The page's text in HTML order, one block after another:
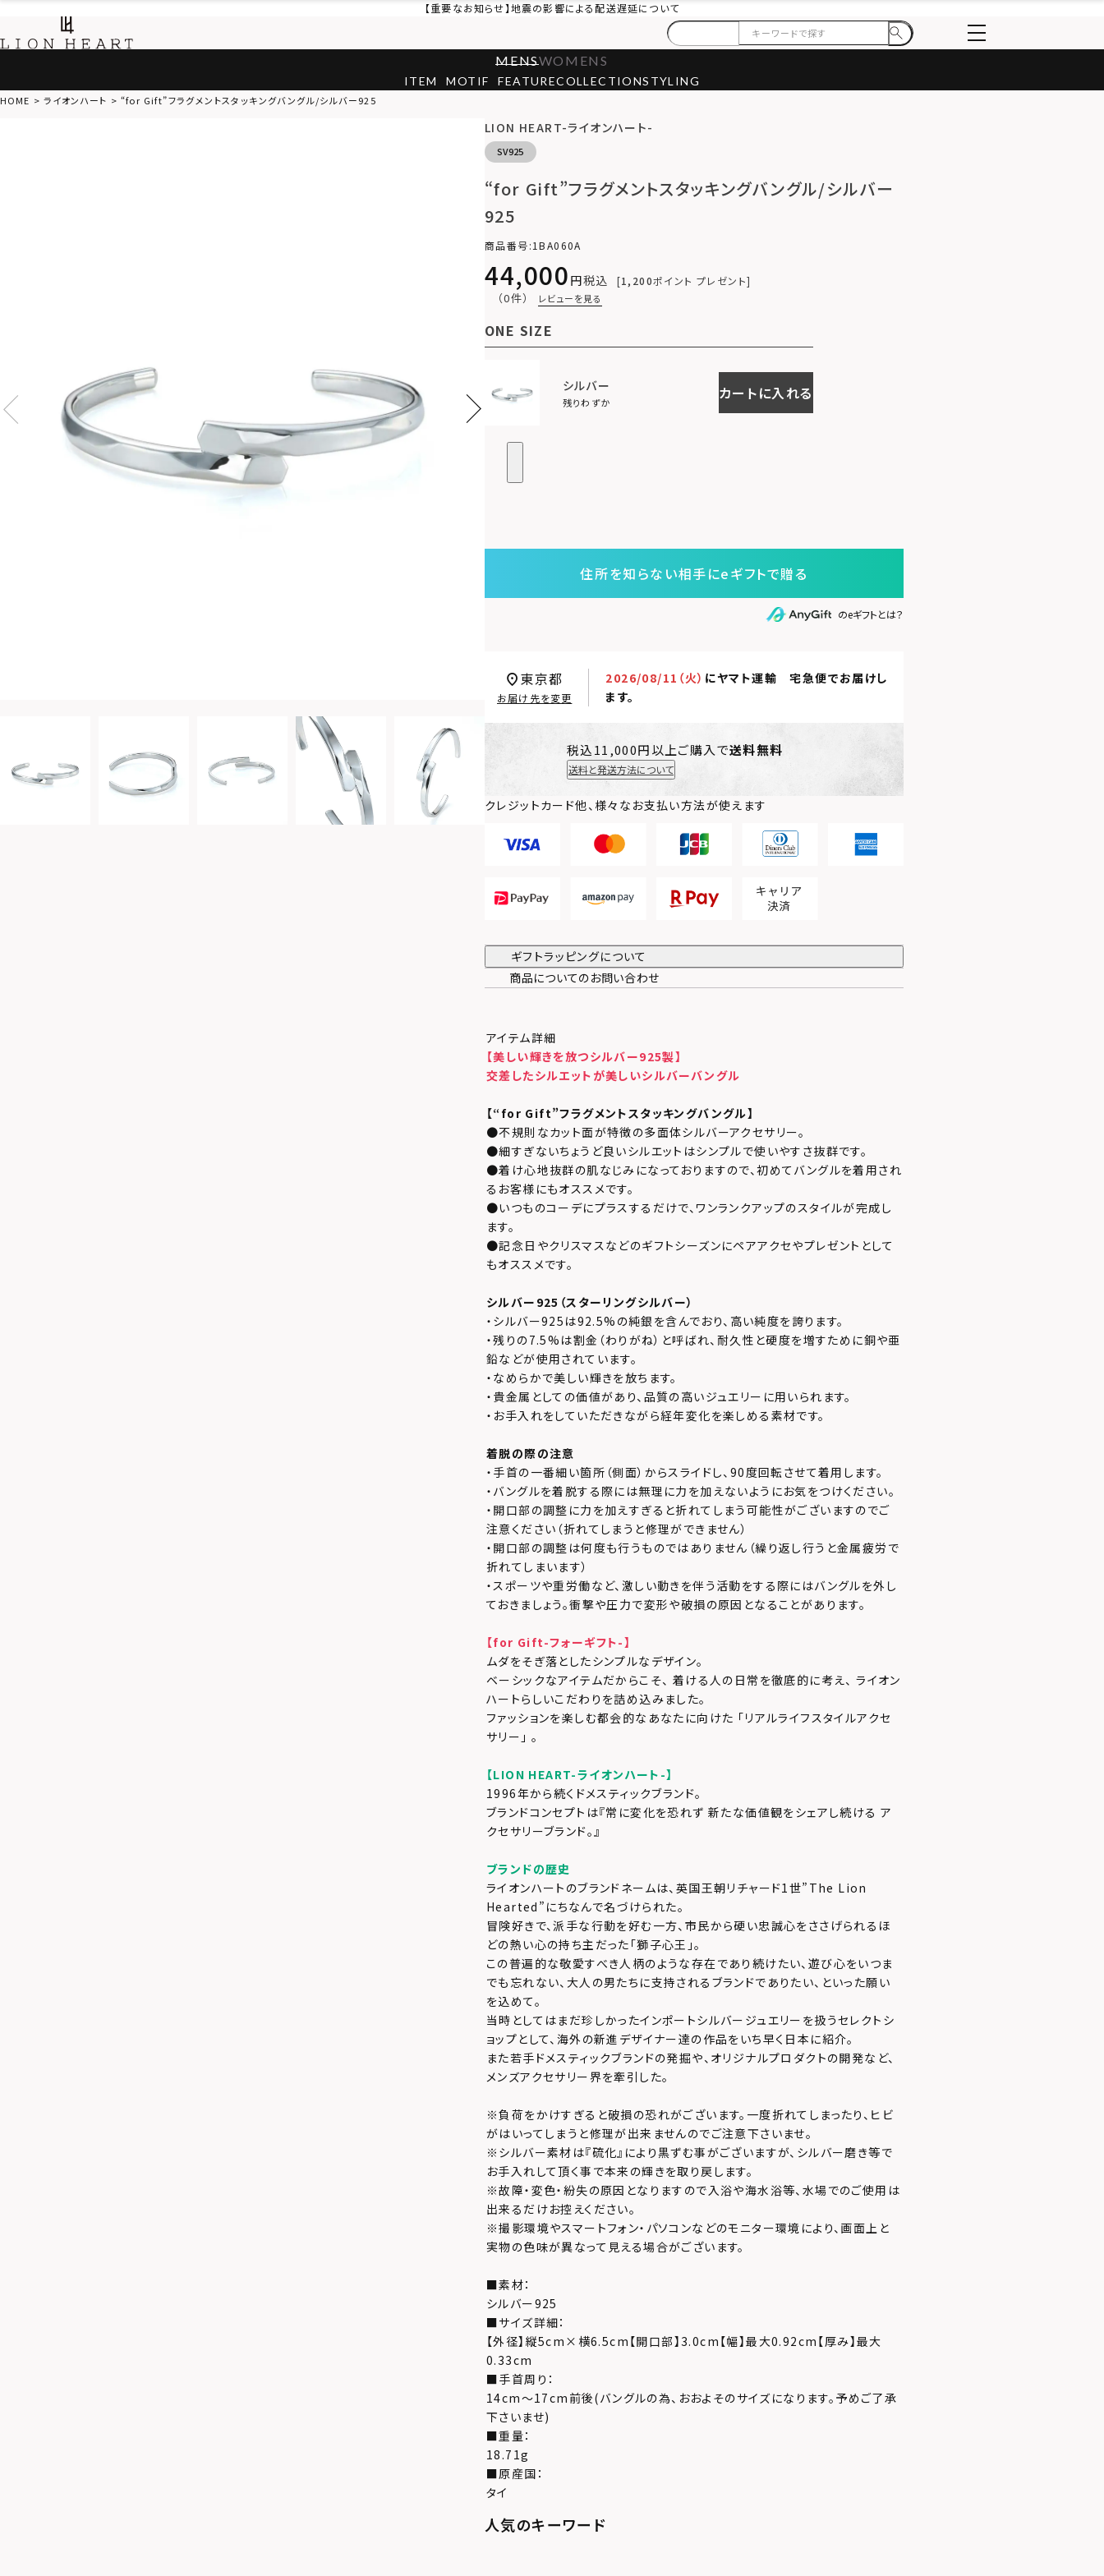
【重要なお知らせ】地震の影響による配送遅延について
MENSWOMENS
ITEM MOTIF FEATURECOLLECTIONSTYLING
HOME ライオンハート “for Gift”フラグメントスタッキングバングル/シルバー925
LION HEART-ライオンハート-
SV925
“for Gift”フラグメントスタッキングバングル/シルバー
925
商品番号 1BA060A
44,000 税込 1,200ポイント プレゼント
（0件） レビューを見る
ONE SIZE
シルバー
残りわずか カートに入れる
住所を知らない相手にeギフトで贈る
のeギフトとは？
2026/08/11（火） にヤマト運輸 宅急便でお届けし
ます。
東京都
お届け先を変更
税込11,000円以上ご購入で送料無料
送料と発送方法について
クレジットカード他、様々なお支払い方法が使えます
ギフトラッピングについて
商品についてのお問い合わせ
アイテム詳細
【美しい輝きを放つシルバー925製】
交差したシルエットが美しいシルバーバングル
【“for Gift”フラグメントスタッキングバングル】
●不規則なカット面が特徴の多面体シルバーアクセサリー。
●細すぎないちょうど良いシルエットはシンプルで使いやすさ抜群です。
●着け心地抜群の肌なじみになっておりますので、初めてバングルを着用され
るお客様にもオススメです。
●いつものコーデにプラスするだけで、ワンランクアップのスタイルが完成し
ます。
●記念日やクリスマスなどのギフトシーズンにペアアクセやプレゼントとして
もオススメです。
シルバー925（スターリングシルバー）
・シルバー925は92.5%の純銀を含んでおり、高い純度を誇ります。
・残りの7.5%は割金（わりがね）と呼ばれ、耐久性と硬度を増すために銅や亜
鉛などが使用されています。
・なめらかで美しい輝きを放ちます。
・貴金属としての価値があり、品質の高いジュエリーに用いられます。
・お手入れをしていただきながら経年変化を楽しめる素材です。
着脱の際の注意
・手首の一番細い箇所（側面）からスライドし、90度回転させて着用します。
・バングルを着脱する際には無理に力を加えないようにお気をつけください。
・開口部の調整に力を加えすぎると折れてしまう可能性がございますのでご
注意ください（折れてしまうと修理ができません）
・開口部の調整は何度も行うものではありません（繰り返し行うと金属疲労で
折れてしまいます）
・スポーツや重労働など、激しい動きを伴う活動をする際にはバングルを外し
ておきましょう。衝撃や圧力で変形や破損の原因となることがあります。
【for Gift-フォーギフト-】
ムダをそぎ落としたシンプルなデザイン。
ベーシックなアイテムだからこそ、 着ける人の日常を徹底的に考え、 ライオン
ハートらしいこだわりを詰め込みました。
ファッションを楽しむ都会的なあなたに向けた 「リアルライフスタイルアクセ
サリー」 。
【LION HEART-ライオンハート-】
1996年から続くドメスティックブランド。
ブランドコンセプトは『常に変化を恐れず 新たな価値観をシェアし続ける ア
クセサリーブランド。』
ブランドの歴史
ライオンハートのブランドネームは、英国王朝リチャード1世”The Lion
Hearted”にちなんで名づけられた。
冒険好きで、派手な行動を好む一方、市民から硬い忠誠心をささげられるほ
どの熱い心の持ち主だった「獅子心王」。
この普遍的な敬愛すべき人柄のような存在であり続けたい、遊び心をいつま
でも忘れない、大人の男たちに支持されるブランドでありたい、といった願い
を込めて。
当時としてはまだ珍しかったインポートシルバージュエリーを扱うセレクトシ
ョップとして、海外の新進デザイナー達の作品をいち早く日本に紹介。
また若手ドメスティックブランドの発掘や、オリジナルプロダクトの開発など、
メンズアクセサリー界を牽引した。
※負荷をかけすぎると破損の恐れがございます。一度折れてしまったり、ヒビ
がはいってしまうと修理が出来ませんのでご注意下さいませ。
※シルバー素材は『硫化』により黒ずむ事がございますが、シルバー磨き等で
お手入れして頂く事で本来の輝きを取り戻します。
※故障・変色・紛失の原因となりますので入浴や海水浴等、水場でのご使用は
出来るだけお控えください。
※撮影環境やスマートフォン・パソコンなどのモニター環境により、画面上と
実物の色味が異なって見える場合がございます。
■素材：
シルバー925
■サイズ詳細：
【外径】縦5cm×横6.5cm【開口部】3.0cm【幅】最大0.92cm【厚み】最大
0.33cm
■手首周り：
14cm～17cm前後(バングルの為、おおよそのサイズになります。予めご了承
下さいませ)
■重量：
18.71g
■原産国：
タイ